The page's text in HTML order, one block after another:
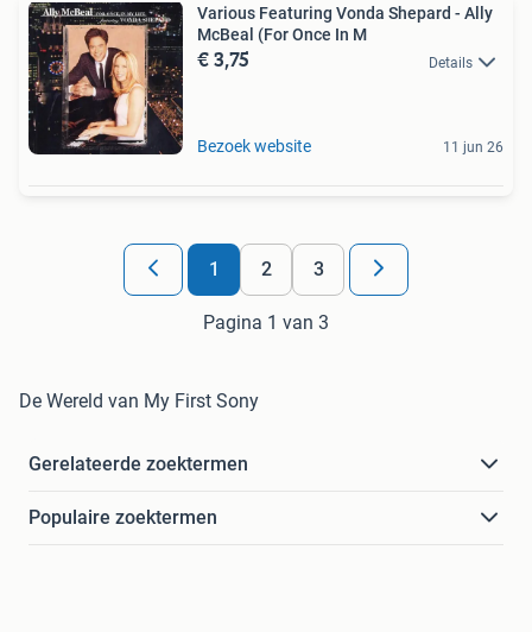
Various Featuring Vonda Shepard - Ally
McBeal (For Once In M
€ 3,75 Details
Bezoek website 11 jun 26
1 2 3
Pagina 1 van 3
De Wereld van My First Sony
Gerelateerde zoektermen
Populaire zoektermen